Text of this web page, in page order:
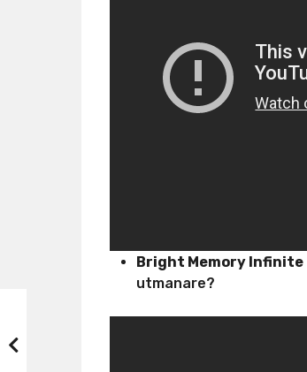
Bright Memory Infinite
utmanare?